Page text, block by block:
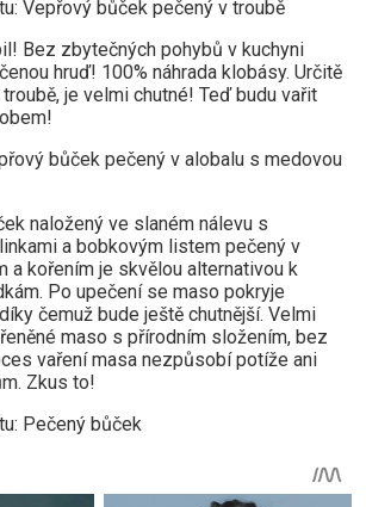
Bez zbytečných pohybů v kuchyni
hruď! 100% náhrada klobásy. Určitě
je velmi chutné! Teď budu vařit
naložený ve slaném nálevu s
a bobkovým listem pečený v
a kořením je skvělou alternativou k
Po upečení se maso pokryje
čemuž bude ještě chutnější. Velmi
maso s přírodním složením, bez
vaření masa nezpůsobí potíže ani
Zkus to!